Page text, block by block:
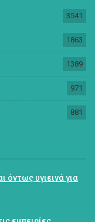
3541
1863
1389
971
881
όντως υγιεινά για